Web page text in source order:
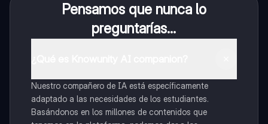
Pensamos que nunca lo
preguntarías...
Nuestro compañero de IA está específicamente
adaptado a las necesidades de los estudiantes.
Basándonos en los millones de contenidos que